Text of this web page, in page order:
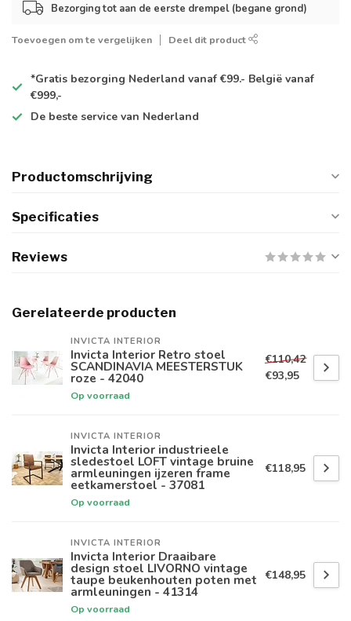
Bezorging tot aan de eerste drempel (begane grond)
Toevoegen om te vergelijken Deel dit product
*Gratis bezorging Nederland vanaf €99.- België vanaf
€999,-
De beste service van Nederland
Productomschrijving
Specificaties
Reviews
Gerelateerde producten
INVICTA INTERIOR
Invicta Interior Retro stoel
SCANDINAVIA MEESTERSTUK
roze - 42040
Op voorraad
€110,42
€93,95
INVICTA INTERIOR
Invicta Interior industrieele
sledestoel LOFT vintage bruine
armleuningen ijzeren frame
eetkamerstoel - 37081
Op voorraad
€118,95
INVICTA INTERIOR
Invicta Interior Draaibare
design stoel LIVORNO vintage
taupe beukenhouten poten met
armleuningen - 41314
Op voorraad
€148,95